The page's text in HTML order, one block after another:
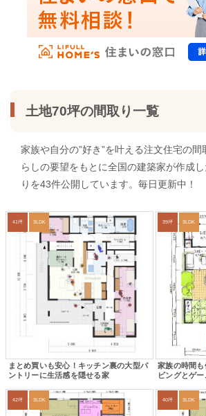
土地70坪の間取り一覧
家族や自分の”好き”を叶える注文住宅の
らしの要望をもとに全国の建築家が作成
りを43件公開しています。毎日更新中！
41坪 3LDK
まとめ買いも安心！キッチン裏の大型パ
ントリーに生活感を隠せる家
39坪 3LDK
家族の時間
ビングとゲ
42坪 3LDK 40坪 3LDK